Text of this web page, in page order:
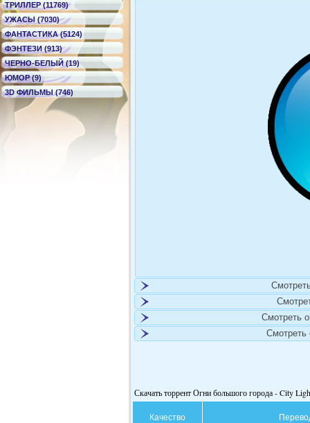
ТРИЛЛЕР (11769)
УЖАСЫ (7030)
ФАНТАСТИКА (5124)
ФЭНТЕЗИ (913)
ЧЕРНО-БЕЛЫЙ (19)
ЮМОР (9)
3D ФИЛЬМЫ (746)
Смотреть
Смотреть
Скачать торрент Огни большого города - City
Качество